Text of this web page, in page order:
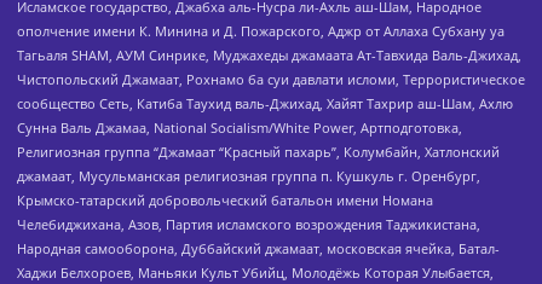
Исламское государство, Джабха аль-Нусра ли-Ахль аш-Шам, Народное
ополчение имени К. Минина и Д. Пожарского, Аджр от Аллаха Субхану уа
Тагьаля SHAM, АУМ Синрике, Муджахеды джамаата Ат-Тавхида Валь-Джихад,
Чистопольский Джамаат, Рохнамо ба суи давлати исломи, Террористическое
сообщество Сеть, Катиба Таухид валь-Джихад, Хайят Тахрир аш-Шам, Ахлю
Сунна Валь Джамаа, National Socialism/White Power, Артподготовка,
Религиозная группа “Джамаат “Красный пахарь”, Колумбайн, Хатлонский
джамаат, Мусульманская религиозная группа п. Кушкуль г. Оренбург,
Крымско-татарский добровольческий батальон имени Номана
Челебиджихана, Азов, Партия исламского возрождения Таджикистана,
Народная самооборона, Дуббайский джамаат, московская ячейка, Батал-
Хаджи Белхороев, Маньяки Культ Убийц, Молодёжь Которая Улыбается,